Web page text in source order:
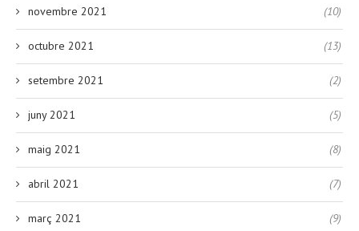
novembre 2021 (10)
octubre 2021 (13)
setembre 2021 (2)
juny 2021 (5)
maig 2021 (8)
abril 2021 (7)
març 2021 (9)